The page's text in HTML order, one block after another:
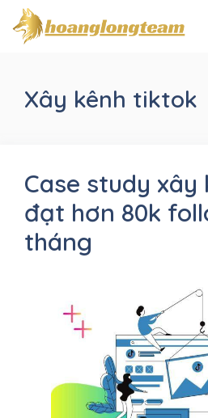
Chuyển
đến
Xây kênh tiktok
Case study xây
đạt hơn 80k
tháng